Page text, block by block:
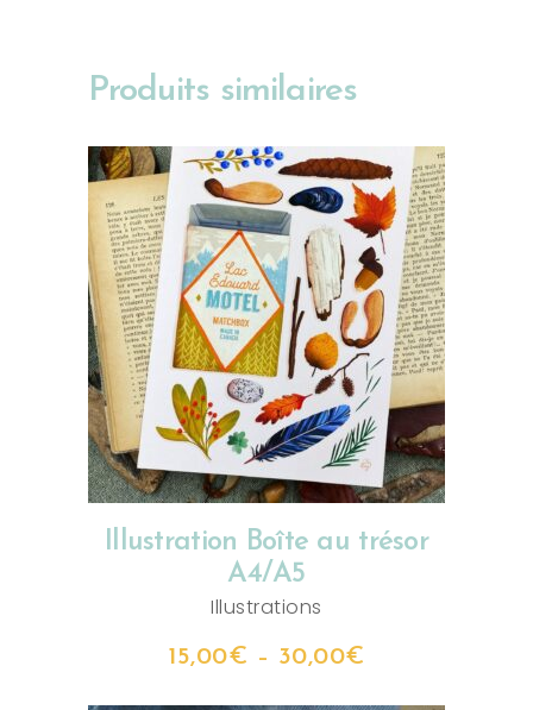
Produits similaires
CHOIX DES OPTIONS
Illustration Boîte au trésor
A4/A5
Illustrations
15,00€ – 30,00€